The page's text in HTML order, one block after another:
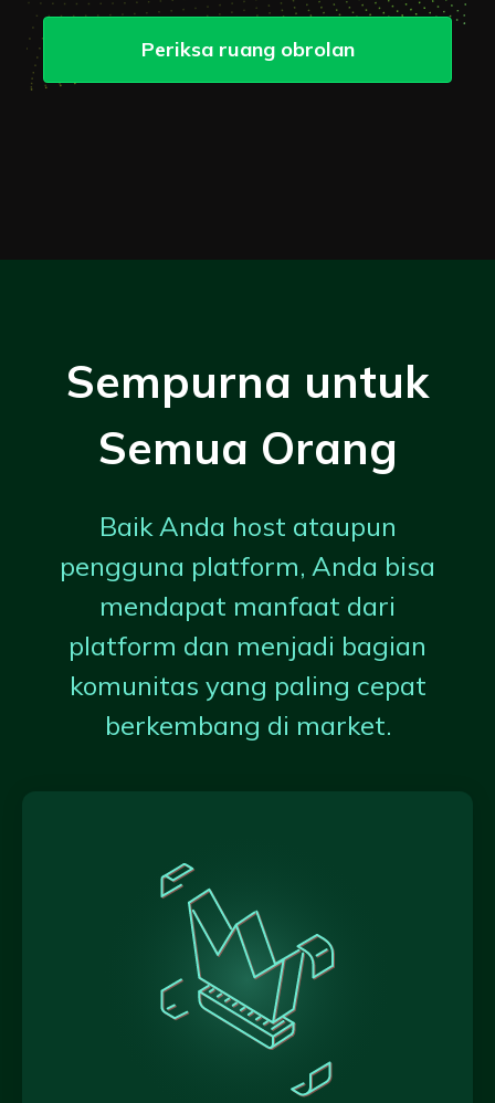
Periksa ruang obrolan
Sempurna untuk
Semua Orang
Baik Anda host ataupun
pengguna platform, Anda bisa
mendapat manfaat dari
platform dan menjadi bagian
komunitas yang paling cepat
berkembang di market.